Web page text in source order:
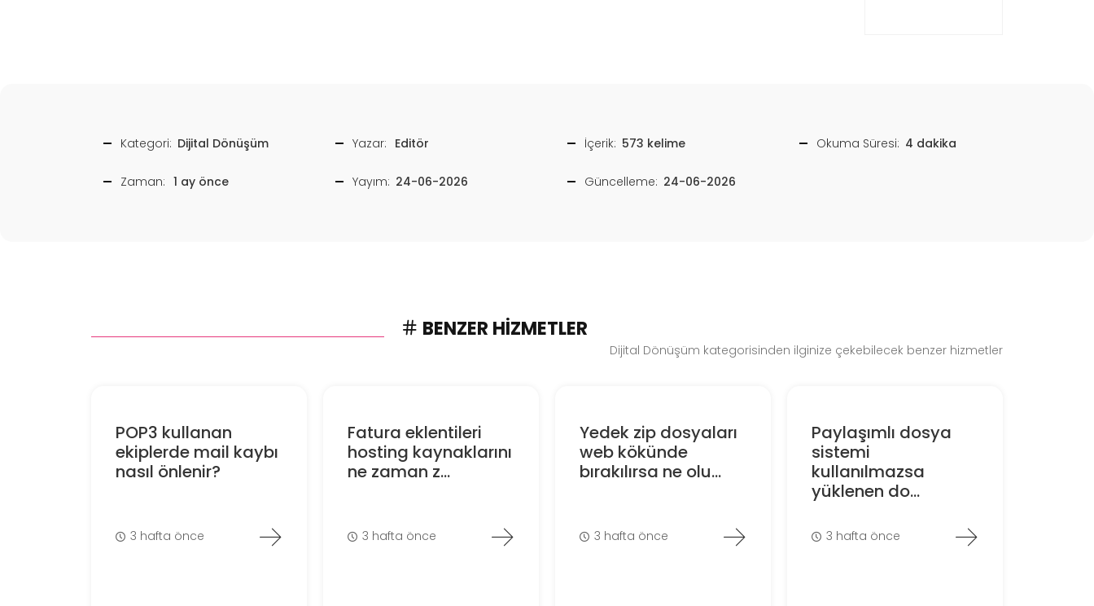
Kategori: Dijital Dönüşüm Yazar: Editör İçerik: 573 kelime Okuma Süresi: 4 dakika
Zaman: 1 ay önce Yayım: 24-06-2026 Güncelleme: 24-06-2026
BENZER HIZMETLER
Dijital Dönüşüm kategorisinden ilginize çekebilecek benzer hizmetler
POP3 kullanan
ekiplerde mail kaybı
nasıl önlenir?
3 hafta önce
Fatura eklentileri
hosting kaynaklarını
ne zaman z...
3 hafta önce
Yedek zip dosyaları
web kökünde
bırakılırsa ne olu...
3 hafta önce
Paylaşımlı dosya
sistemi
kullanılmazsa
yüklenen do...
3 hafta önce